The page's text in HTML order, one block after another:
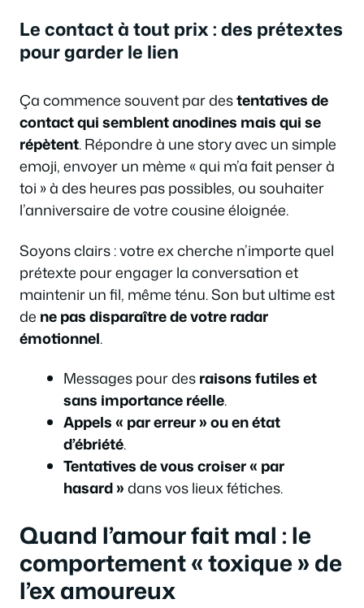
Le contact à tout prix : des prétextes
pour garder le lien
Ça commence souvent par destentatives de
contact qui semblent anodines mais qui se
répètent. Répondre à une story avec un simple
emoji, envoyer un mème « qui m’a fait penser à
toi » à des heures pas possibles, ou souhaiter
l’anniversaire de votre cousine éloignée.
Soyons clairs : votre ex cherche n’importe quel
prétexte pour engager la conversation et
maintenir un fil, même ténu. Son but ultime est
de ne pas disparaître de votre radar
émotionnel.
Messages pour desraisons futiles et
sans importance réelle.
Appels « par erreur » ou en état
d’ébriété.
Tentatives de vous croiser « par
hasard »dans vos lieux fétiches.
Quand l’amour fait mal : le
comportement « toxique » de
l’ex amoureux